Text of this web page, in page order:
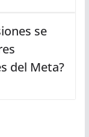
se
del Meta?